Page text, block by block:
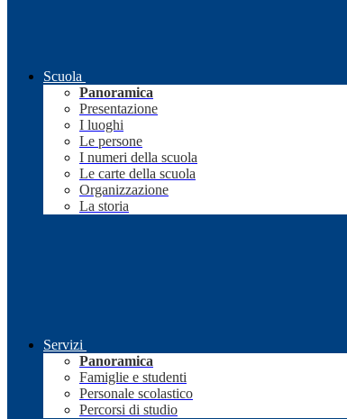
Scuola
Panoramica
Presentazione
I luoghi
Le persone
I numeri della scuola
Le carte della scuola
Organizzazione
La storia
Servizi
Panoramica
Famiglie e studenti
Personale scolastico
Percorsi di studio